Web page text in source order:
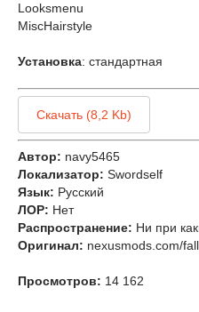
Looksmenu
MiscHairstyle
Установка: стандартная
Скачать (8,2 Kb)
Автор: navy5465
Локализатор: Swordself
Язык: Русский
ЛОР: Нет
Распространение: Ни при
Оригинал: nexusmods.com/
Просмотров: 14 162